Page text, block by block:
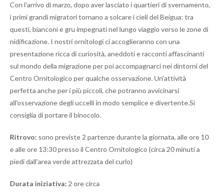
Con l'arrivo di marzo, dopo aver lasciato i quartieri di svernamento,
i primi grandi migratori tornano a solcare i cieli del Beigua: tra
questi, bianconi e gru impegnati nel lungo viaggio verso le zone di
nidificazione. I nostri ornitologi ci accoglieranno con una
presentazione ricca di curiosità, aneddoti e racconti affascinanti
sul mondo della migrazione per poi accompagnarci nei dintorni del
Centro Ornitologico per qualche osservazione. Un'attività
perfetta anche per i più piccoli, che potranno avvicinarsi
all'osservazione degli uccelli in modo semplice e divertente.Si
consiglia di portare il binocolo.
Ritrovo: sono previste 2 partenze durante la giornata, alle ore 10
e alle ore 13:30 presso il Centro Ornitologico (circa 20 minuti a
piedi dall'area verde attrezzata del curlo)
Durata iniziativa: 2 ore circa